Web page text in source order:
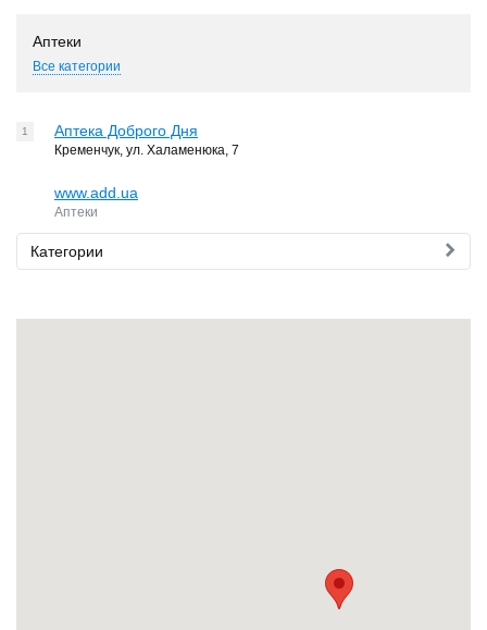
Аптеки
Все категории
1 Аптека Доброго Дня
Кременчук, ул. Халаменюка, 7
www.add.ua
Аптеки
Категории